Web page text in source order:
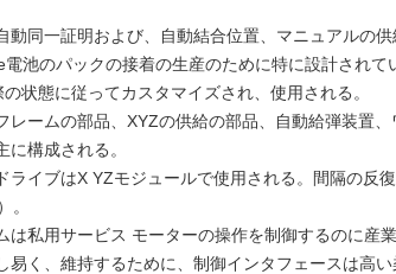
動同一証明および、自動結合位置、マニュアルの供
電池のパックの接着の生産のために特に設計されて
状態に従ってカスタマイズされ、使用される。
レームの部品、XYZの供給の部品、自動給弾装置
に構成される。
ライブはX YZモジュールで使用される。間隔の反
。
は私用サービス モーターの操作を制御するのに産
易く、維持するために、制御インタフェースは高